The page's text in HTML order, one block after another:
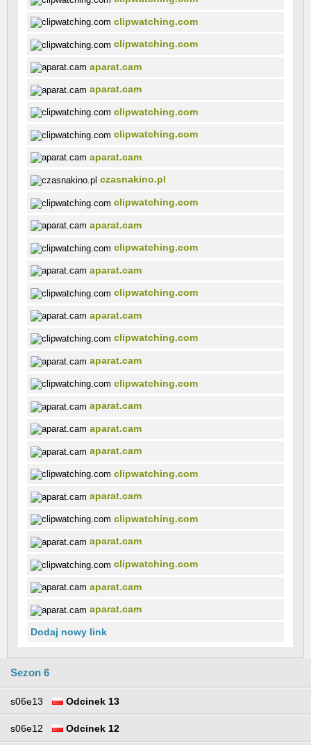
clipwatching.com
clipwatching.com
aparat.cam
aparat.cam
clipwatching.com
clipwatching.com
aparat.cam
czasnakino.pl
clipwatching.com
aparat.cam
clipwatching.com
aparat.cam
clipwatching.com
aparat.cam
clipwatching.com
aparat.cam
clipwatching.com
aparat.cam
aparat.cam
aparat.cam
clipwatching.com
aparat.cam
clipwatching.com
aparat.cam
clipwatching.com
aparat.cam
aparat.cam
Dodaj nowy link
Sezon 6
s06e13 Odcinek 13
s06e12 Odcinek 12